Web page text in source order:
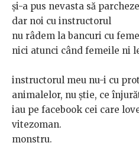
și-a pus nevasta să
dar noi cu instructorul
nu râdem la bancuri cu
nici atunci când femeile ni
instructorul meu nu-i cu
animalelor, nu știe, ce
iau pe facebook cei care
vitezoman.
monstru.